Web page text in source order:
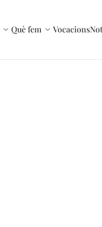
Què fem Vocacions